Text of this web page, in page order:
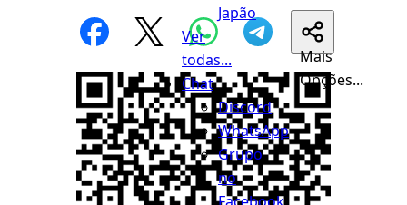
Japão
Ver
todas...
Chat
Discord
WhatsApp
Grupo
no
Mais
Opções...